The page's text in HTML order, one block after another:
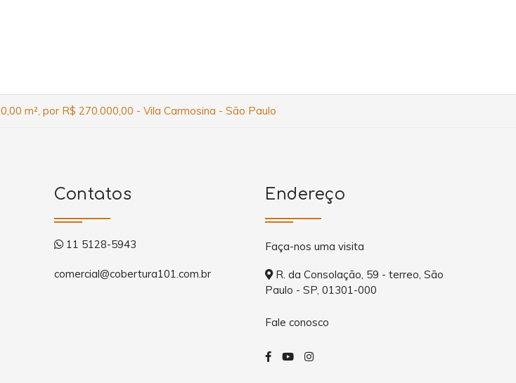
m², por R$ 270.000,00 - Vila Carmosina - São Paulo
Contatos
11 5128-5943
comercial@cobertura101.com.br
Endereço
Faça-nos uma visita
R. da Consolação, 59 - terreo, São
Paulo - SP, 01301-000
Fale conosco